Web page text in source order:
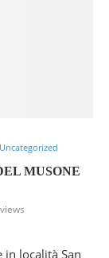
Uncategorized
MUSONE
in località San